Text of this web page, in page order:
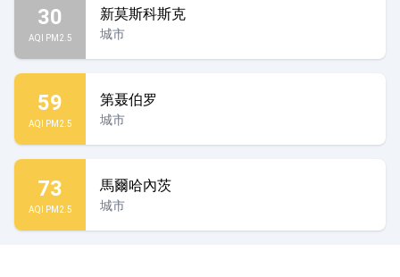
30
AQI PM2.5
新莫斯科斯克
城市
59
AQI PM2.5
第聂伯罗
城市
73
AQI PM2.5
馬爾哈內茨
城市